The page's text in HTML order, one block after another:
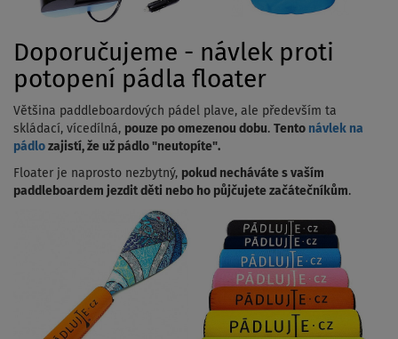
Doporučujeme - návlek proti
potopení pádla floater
Většina paddleboardových pádel plave, ale především ta
skládací, vícedílná, pouze po omezenou dobu. Tento návlek na
pádlo zajistí, že už pádlo "neutopíte".
Floater je naprosto nezbytný, pokud necháváte s vaším
paddleboardem jezdit děti nebo ho půjčujete začátečníkům.